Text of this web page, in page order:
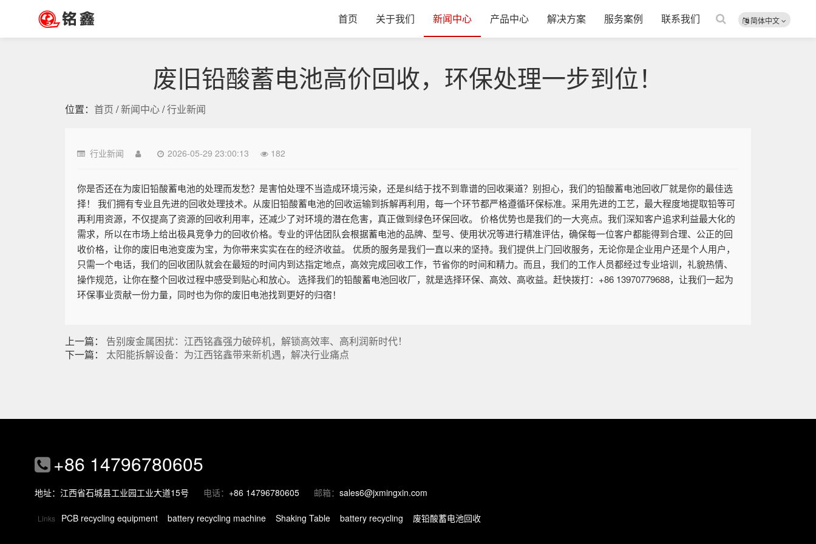
简体中文
首页 关于我们 新闻中心 产品中心 解决方案 服务案例 联系我们
废旧铅酸蓄电池高价回收，环保处理一步到位！
位置： 首页 /新闻中心/行业新闻
行业新闻 2026-05-29 23:00:13 182
你是否还在为废旧铅酸蓄电池的处理而发愁？是害怕处理不当造成环境污染，还是纠结于找不到靠谱的回收渠道？别担心，我们的铅酸蓄电池回收厂就是你的最佳选
择！ 我们拥有专业且先进的回收处理技术。从废旧铅酸蓄电池的回收运输到拆解再利用，每一个环节都严格遵循环保标准。采用先进的工艺，最大程度地提取铅等可
再利用资源，不仅提高了资源的回收利用率，还减少了对环境的潜在危害，真正做到绿色环保回收。 价格优势也是我们的一大亮点。我们深知客户追求利益最大化的
需求，所以在市场上给出极具竞争力的回收价格。专业的评估团队会根据蓄电池的品牌、型号、使用状况等进行精准评估，确保每一位客户都能得到合理、公正的回
收价格，让你的废旧电池变废为宝，为你带来实实在在的经济收益。 优质的服务是我们一直以来的坚持。我们提供上门回收服务，无论你是企业用户还是个人用户，
只需一个电话，我们的回收团队就会在最短的时间内到达指定地点，高效完成回收工作，节省你的时间和精力。而且，我们的工作人员都经过专业培训，礼貌热情、
操作规范，让你在整个回收过程中感受到贴心和放心。 选择我们的铅酸蓄电池回收厂，就是选择环保、高效、高收益。赶快拨打：+86 13970779688，让我们一起为
环保事业贡献一份力量，同时也为你的废旧电池找到更好的归宿！
上一篇： 告别废金属困扰：江西铭鑫强力破碎机，解锁高效率、高利润新时代！
下一篇： 太阳能拆解设备：为江西铭鑫带来新机遇，解决行业痛点
+86 14796780605
地址：江西省石城县工业园工业大道15号 电话： +86 14796780605 邮箱： sales6@jxmingxin.com
Links PCB recycling equipment battery recycling machine Shaking Table battery recycling 废铅酸蓄电池回收